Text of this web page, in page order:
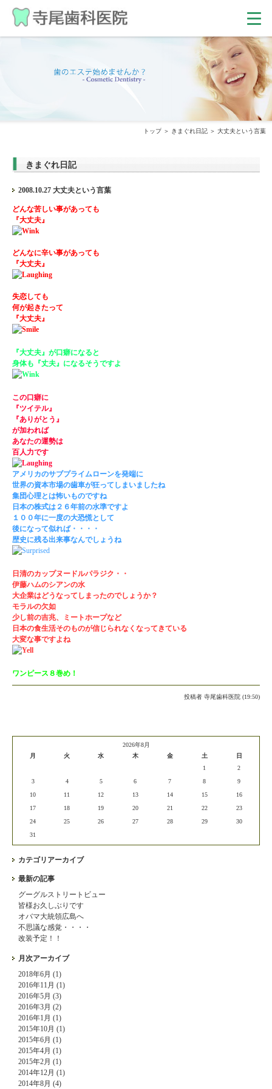
トップ きまぐれ日記 大丈夫という言葉
きまぐれ日記
2008.10.27 大丈夫という言葉
どんな苦しい事があっても
『大丈夫』
どんなに辛い事があっても
『大丈夫』
失恋しても
何が起きたって
『大丈夫』
『大丈夫』が口癖になると
身体も『丈夫』になるそうですよ
この口癖に
『ツイテル』
『ありがとう』
が加われば
あなたの運勢は
百人力です
アメリカのサブプライムローンを発端に
世界の資本市場の歯車が狂ってしまいましたね
集団心理とは怖いものですね
日本の株式は２６年前の水準ですよ
１００年に一度の大恐慌として
後になって似れば・・・・
歴史に残る出来事なんでしょうね
日清のカップヌードルパラジク・・
伊藤ハムのシアンの水
大企業はどうなってしまったのでしょうか？
モラルの欠如
少し前の吉兆、ミートホープなど
日本の食生活そのものが信じられなくなってきている
大変な事ですよね
ワンピース８巻め！
投稿者 寺尾歯科医院 (19:50)
2026年8月
月
火 水 木 金 土
日
1
2
3
4 5 6 7 8
9
10
11 12 13 14 15
16
17
18 19 20 21 22
23
24
25 26 27 28 29
30
31
カテゴリアーカイブ
最新の記事
グーグルストリートビュー
皆様お久しぶりです
オバマ大統領広島へ
不思議な感覚・・・・
改装予定！！
月次アーカイブ
2018年6月 (1)
2016年11月 (1)
2016年5月 (3)
2016年3月 (2)
2016年1月 (1)
2015年10月 (1)
2015年6月 (1)
2015年4月 (1)
2015年2月 (1)
2014年12月 (1)
2014年8月 (4)